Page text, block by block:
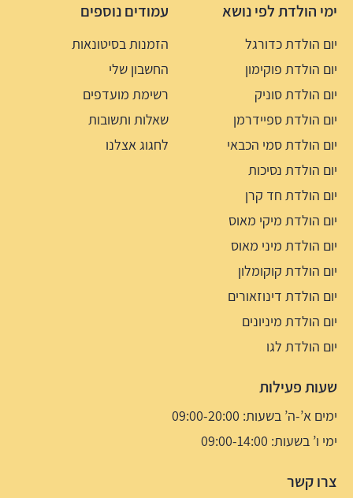
ימי הולדת לפי נושא
יום הולדת כדורגל
יום הולדת פוקימון
יום הולדת סוניק
יום הולדת ספיידרמן
יום הולדת סמי הכבאי
יום הולדת נסיכות
יום הולדת חד קרן
יום הולדת מיקי מאוס
יום הולדת מיני מאוס
יום הולדת קוקומלון
יום הולדת דינוזאורים
יום הולדת מיניונים
יום הולדת לגו
עמודים נוספים
הזמנות בסיטונאות
החשבון שלי
רשימת מועדפים
שאלות ותשובות
לחגוג אצלנו
שעות פעילות
ימים א’-ה’ בשעות: 09:00-20:00
ימי ו’ בשעות: 09:00-14:00
צרו קשר